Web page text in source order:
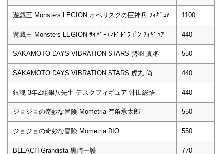
遊戯王 Monsters LEGION オベリスクの巨神兵 ﾌｨｷﾞｭｱ 1100
遊戯王 Monsters LEGION ｻｲﾊﾞｰｴﾝﾄﾞﾄﾞﾗｺﾞﾝ ﾌｨｷﾞｭｱ 440
SAKAMOTO DAYS VIBRATION STARS 勢羽 真冬 550
SAKAMOTO DAYS VIBRATION STARS 虎丸 尚 440
銀魂 3年Z組銀八先生 デスクフィギュア 沖田総悟 440
ジョジョの奇妙な冒険 Mometria 空条承太郎 550
ジョジョの奇妙な冒険 Mometria DIO 550
BLEACH Grandista 黒崎一護 770